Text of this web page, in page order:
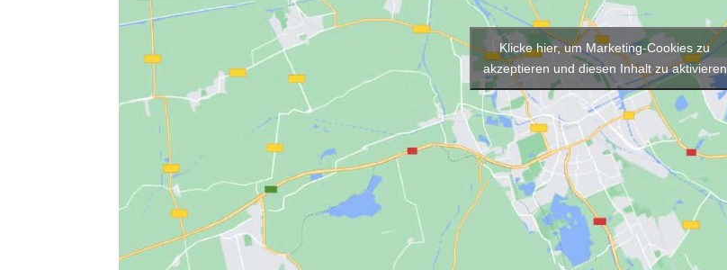
Klicke hier, um Marketing-Cookies zu
akzeptieren und diesen Inhalt zu aktivieren